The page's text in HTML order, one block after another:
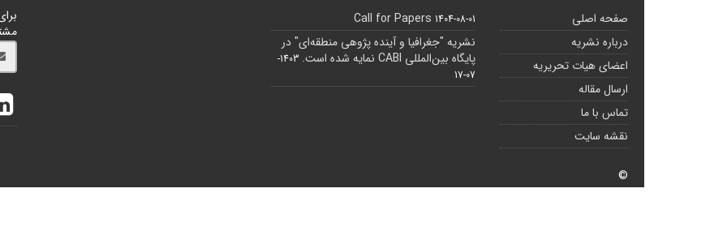
صفحه اصلی
درباره نشریه
اعضای هیات تحریریه
ارسال مقاله
تماس با ما
نقشه سایت
Call for Papers 1404-08-01
نشریه "جغرافیا و آینده پژوهی منطقه‌ای" در
پایگاه بین‌المللی CABI نمایه شده است.
1403-
07-17
©